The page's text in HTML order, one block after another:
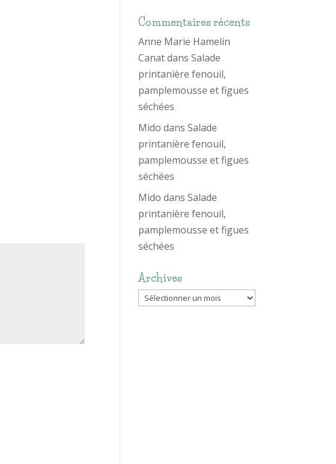
Commentaires récents
Anne Marie Hamelin
CanatdansSalade
printanière fenouil,
pamplemousse et figues
séchées
Mido dansSalade
printanière fenouil,
pamplemousse et figues
séchées
Mido dansSalade
printanière fenouil,
pamplemousse et figues
séchées
Archives
Archives